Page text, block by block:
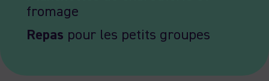
fromage
Repas pour les petits groupes